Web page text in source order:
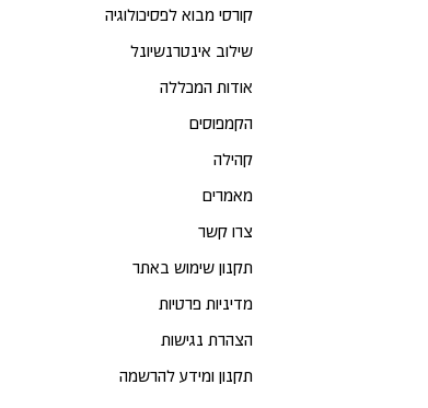
קורסי מבוא לפסיכולוגיה
שילוב אינטרנשיונל
אודות המכללה
הקמפוסים
קהילה
מאמרים
צרו קשר
תקנון שימוש באתר
מדיניות פרטיות
הצהרת נגישות
תקנון ומידע להרשמה